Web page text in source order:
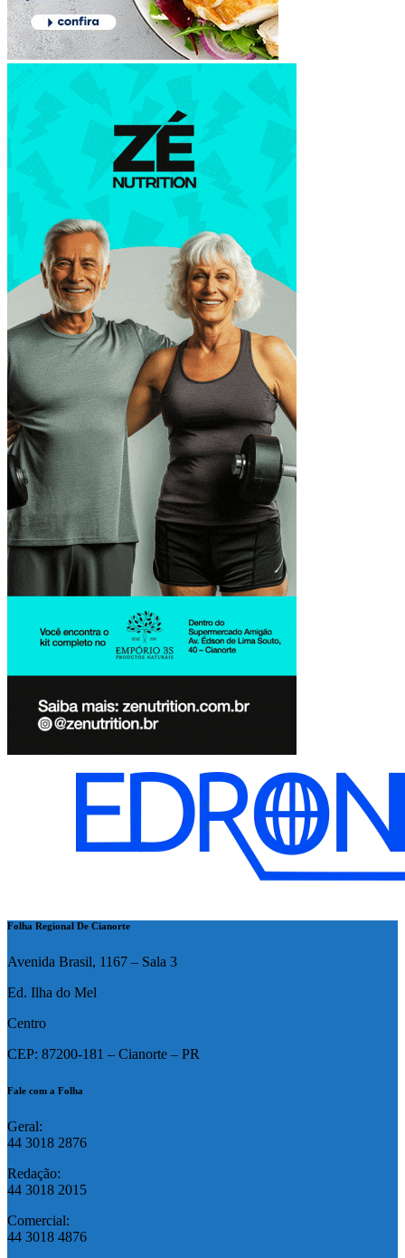
Folha Regional De Cianorte
Avenida Brasil, 1167 – Sala 3
Ed. Ilha do Mel
Centro
CEP: 87200-181 – Cianorte – PR
Fale com a Folha
Geral:
44 3018 2876
Redação:
44 3018 2015
Comercial:
44 3018 4876